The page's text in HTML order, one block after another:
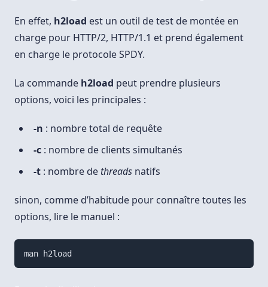
En effet, h2load est un outil de test de montée en
charge pour HTTP/2, HTTP/1.1 et prend également
en charge le protocole SPDY.
La commande h2load peut prendre plusieurs
options, voici les principales :
-n : nombre total de requête
-c : nombre de clients simultanés
-t : nombre de threads natifs
sinon, comme d’habitude pour connaître toutes les
options, lire le manuel :
man h2load